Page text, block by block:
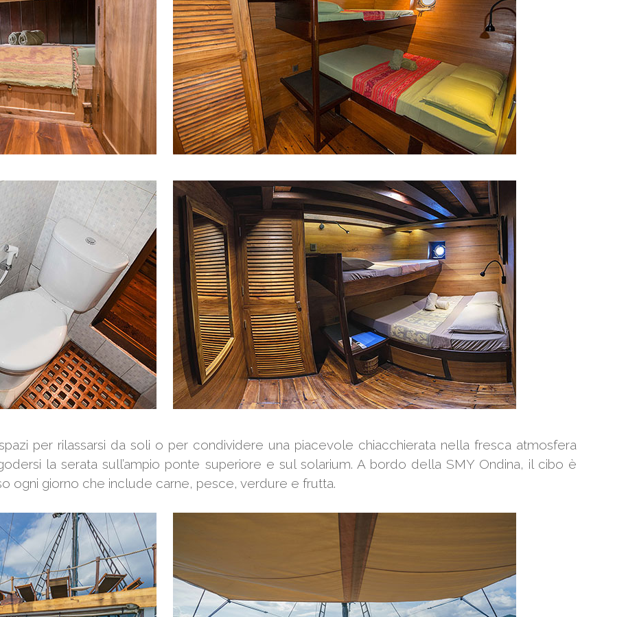
per rilassarsi da soli o per condividere una piacevole chiacchierata nella fresca atmosfera
la serata sull’ampio ponte superiore e sul solarium. A bordo della SMY Ondina, il cibo è
ogni giorno che include carne, pesce, verdure e frutta.